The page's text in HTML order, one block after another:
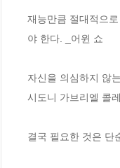
재능만큼 절대적으
야 한다. _어윈 쇼
자신을 의심하지 않
시도니 가브리엘 콜
결국 필요한 것은 단